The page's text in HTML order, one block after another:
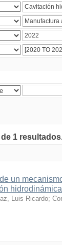
1
un
hidrodinámica
Luis Ricardo;